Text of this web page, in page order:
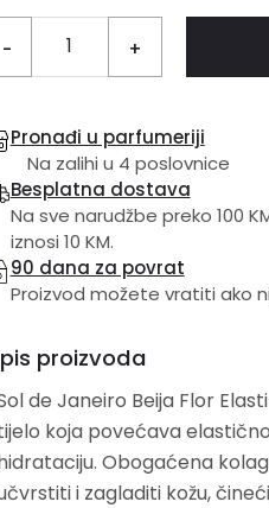
- +
Pronađi u parfumeriji
Na zalihi u 4 poslovnice
Besplatna dostava
Na sve narudžbe preko 100
iznosi 10 KM.
90 dana za povrat
Proizvod možete vratiti ako
proizvoda
de Janeiro Beija Flor
koja povećava
Obogaćena kolagenom i uljem buriti, pomaže
i zagladiti kožu,